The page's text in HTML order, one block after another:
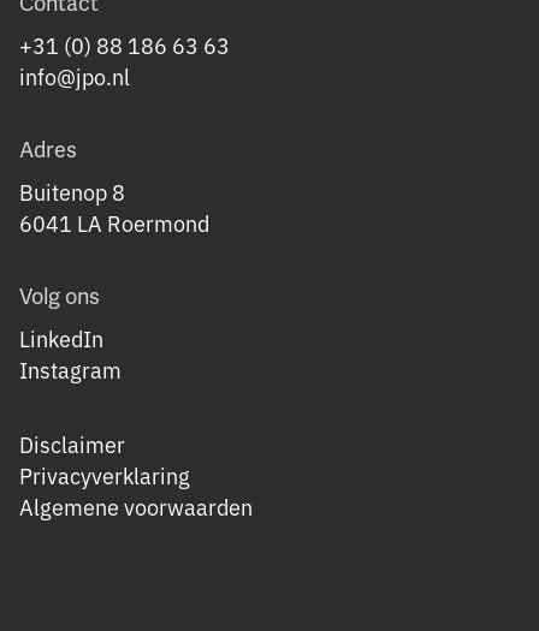
+31 (0) 88 186 63 63
info@jpo.nl
Adres
Buitenop 8
6041 LA Roermond
Volg ons
LinkedIn
Instagram
Disclaimer
Privacyverklaring
Algemene voorwaarden